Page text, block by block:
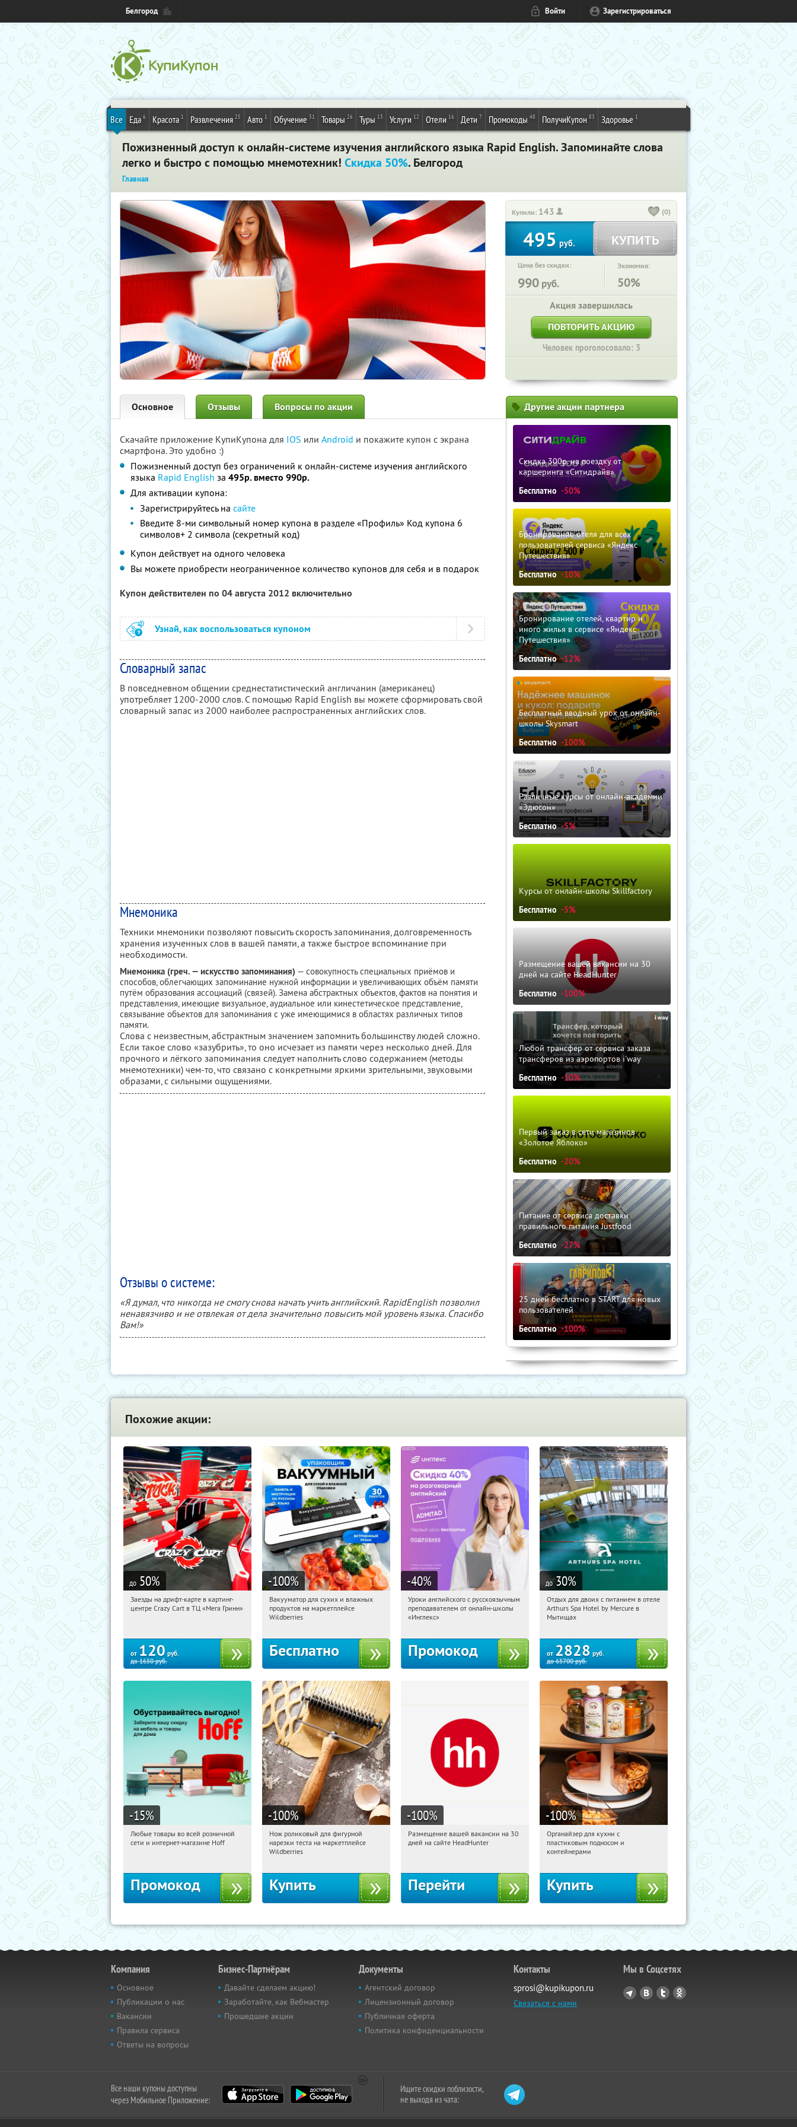
Белгород Войти Зарегистрироваться
Все Еда 6 Красота 1 Развлечения 25 Авто 1 Обучение 31 Товары 26 Туры 13 Услуги 12 Отели 16 Дети 7 Промокоды 48 ПолучиКупон 83 Здоровье 1
Пожизненный доступ к онлайн-системе изучения английского языка Rapid English. Запоминайте слова
легко и быстро с помощью мнемотехник! Скидка 50%. Белгород
Главная
Купили: 143 (0)
495 руб. КУПИТЬ
Цена без скидки:
990 руб.
Экономия:
50%
Акция завершилась
ПОВТОРИТЬ АКЦИЮ
Человек проголосовало: 3
Основное Отзывы Вопросы по акции
Скачайте приложение КупиКупона для IOS или Android и покажите купон с экрана
смартфона. Это удобно :)
Пожизненный доступ без ограничений к онлайн-системе изучения английского
языка Rapid English за 495р. вместо 990р.
Для активации купона:
Зарегистрируйтесь на сайте
Введите 8-ми символьный номер купона в разделе «Профиль» Код купона 6
символов+ 2 символа (секретный код)
Купон действует на одного человека
Вы можете приобрести неограниченное количество купонов для себя и в подарок
Купон действителен по 04 августа 2012 включительно
Узнай, как воспользоваться купоном
Словарный запас
В повседневном общении среднестатистический англичанин (американец)
употребляет 1200-2000 слов. С помощью Rapid English вы можете сформировать свой
словарный запас из 2000 наиболее распространенных английских слов.
Мнемоника
Техники мнемоники позволяют повысить скорость запоминания, долговременность
хранения изученных слов в вашей памяти, а также быстрое вспоминание при
необходимости.
Мнемоника (греч. — искусство запоминания) — совокупность специальных приёмов и
способов, облегчающих запоминание нужной информации и увеличивающих объём памяти
путём образования ассоциаций (связей). Замена абстрактных объектов, фактов на понятия и
представления, имеющие визуальное, аудиальное или кинестетическое представление,
связывание объектов для запоминания с уже имеющимися в областях различных типов
памяти.
Слова с неизвестным, абстрактным значением запомнить большинству людей сложно.
Если такое слово «зазубрить», то оно исчезает из памяти через несколько дней. Для
прочного и лёгкого запоминания следует наполнить слово содержанием (методы
мнемотехники) чем-то, что связано с конкретными яркими зрительными, звуковыми
образами, с сильными ощущениями.
Отзывы о системе:
«Я думал, что никогда не смогу снова начать учить английский. RapidEnglish позволил
ненавязчиво и не отвлекая от дела значительно повысить мой уровень языка. Спасибо
Вам!»
Другие акции партнера
Скидка 300р. на поездку от
каршеринга «Ситидрайв»
Бесплатно -50%
Бронирование отеля для всех
пользователей сервиса «Яндекс
Путешествия»
Бесплатно -10%
Бронирование отелей, квартир и
иного жилья в сервисе «Яндекс
Путешествия»
Бесплатно -12%
Бесплатный вводный урок от онлайн-
школы Skysmart
Бесплатно -100%
Различные курсы от онлайн-академии
«Эдюсон»
Бесплатно -5%
Курсы от онлайн-школы Skillfactory
Бесплатно -5%
Размещение вашей вакансии на 30
дней на сайте HeadHunter
Бесплатно -100%
Любой трансфер от сервиса заказа
трансферов из аэропортов i'way
Бесплатно -10%
Первый заказ в сети магазинов
«Золотое Яблоко»
Бесплатно -20%
Питание от сервиса доставки
правильного питания Justfood
Бесплатно -27%
25 дней бесплатно в START для новых
пользователей
Бесплатно -100%
Похожие акции:
до 50%
21:30:09 Купили:
Заезды на дрифт-карте в картинг-
центре Crazy Cart в ТЦ «Мега Гринн»
от 120 руб.
до1650руб.
-100%
21:30:09 Получили:186
Россия
Вакууматор для сухих и влажных
продуктов на маркетплейсе
Wildberries
Бесплатно
-40%
21:30:09
Получи первым!
Россия
Уроки английского с русскоязычным
преподавателем от онлайн-школы
«Инглекс»
Промокод
до 30%
21:30:09
Купи первым!
Московская обл., г. Мытищи, д.
Отдых для двоих с питанием в отеле
Arthurs Spa Hotel by Mercure в
Мытищах
от 2828 руб.
до65700руб.
-15%
21:30:09 Получили:
Любые товары во всей розничной
сети и интернет-магазине Hoff
Промокод
-100%
21:30:09 Получили:
Россия
Нож роликовый для фигурной
нарезки теста на маркетплейсе
Wildberries
Купить
-100%
21:30:09 Получили:
Размещение вашей вакансии на 30
дней на сайте HeadHunter
Перейти
-100%
21:30:09 Получили:
Россия
Органайзер для кухни с
пластиковым подносом и
контейнерами
Купить
Компания
Основное
Публикации о нас
Вакансии
Правила сервиса
Ответы на вопросы
Бизнес-Партнёрам
Давайте сделаем акцию!
Заработайте, как Вебмастер
Прошедшие акции
Документы
Агентский договор
Лицензионный договор
Публичная оферта
Политика конфиденциальности
Контакты
sprosi@kupikupon.ru
Связаться с нами
Мы в Соцсетях
Все наши купоны доступны
через Мобильное Приложение:
Ищите скидки поблизости,
не выходя из чата: